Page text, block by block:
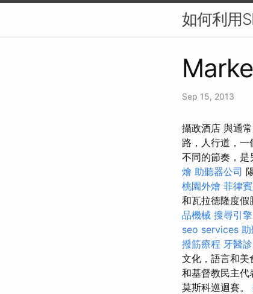
如何利用
Sep 15, 2013
攝政酒店 與通
路，人行道，一
不同的節奏，是
燴 助聽器公司
桃園外燴 菲律
和瓦拉德隆度
品機械 搜尋引擎
seo services
撥筋療程 牙醫
文化，語言和
和基督教民主代
莫斯科巡迴賽。